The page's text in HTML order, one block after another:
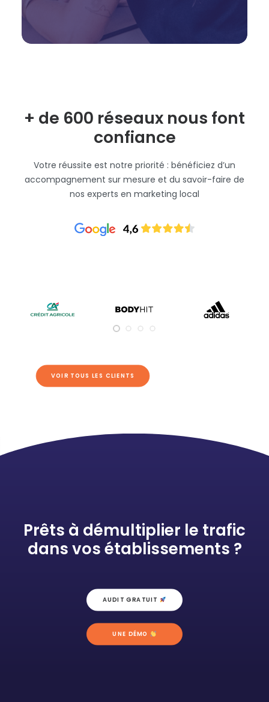
+ de 600 réseaux nous font
confiance
Votre réussite est notre priorité : bénéficiez d’un
accompagnement sur mesure et du savoir-faire de
nos experts en marketing local
VOIR TOUS LES CLIENTS
Prêts à démultiplier le trafic
dans vos établissements ?
AUDIT GRATUIT
UNE DÉMO